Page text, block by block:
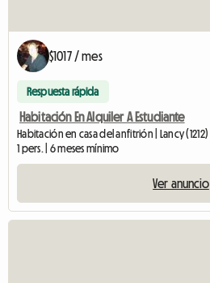
$1017 / mes
Respuesta rápida
Habitación En Alquiler A Estudiante
Habitación en casa del anfitrión | Lancy (1212)
1 pers. | 6 meses mínimo
Ver anuncio